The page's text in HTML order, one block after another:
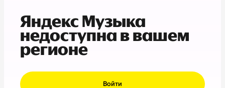
Яндекс Музыка
недоступна в вашем
регионе
Войти